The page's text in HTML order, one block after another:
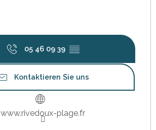
05 46 09 39 ▒▒
Kontaktieren Sie uns
www.rivedoux-plage.fr